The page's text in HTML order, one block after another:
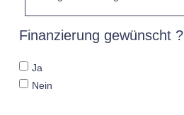
Finanzierung gewünscht ?
Ja
Nein